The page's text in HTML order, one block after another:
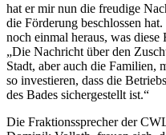
hat er mir nun die freudige
die Förderung beschlossen
noch einmal heraus, was
„Die Nachricht über den
Stadt, aber auch die Familien,
so investieren, dass die
des Bades sichergestellt ist.“
Die Fraktionssprecher der